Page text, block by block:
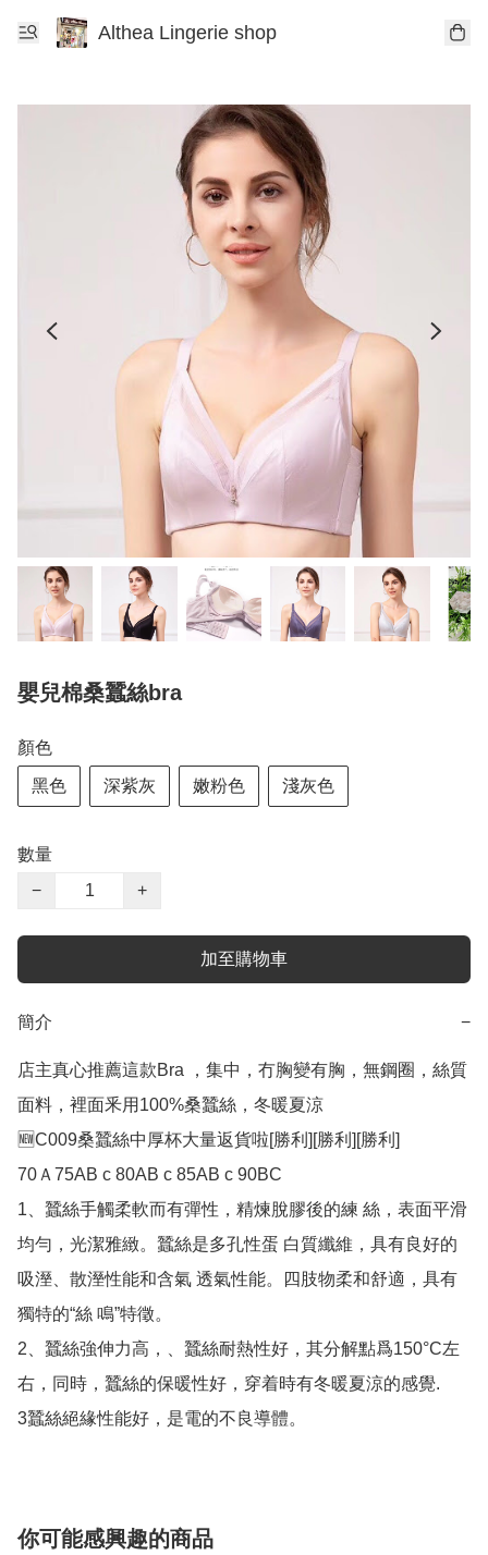
Althea Lingerie shop
嬰兒棉桑蠶絲bra
顏色
黑色 深紫灰 嫩粉色 淺灰色
數量
−
+
加至購物車
簡介 −
店主真心推薦這款Bra ，集中，冇胸變有胸，無鋼圈，絲質
面料，裡面釆用100%桑蠶絲，冬暖夏涼
🆕C009桑蠶絲中厚杯大量返貨啦[勝利][勝利][勝利]
70Ａ75AB c 80AB c 85AB c 90BC
1、蠶絲手觸柔軟而有彈性，精煉脫膠後的練 絲，表面平滑
均勻，光潔雅緻。蠶絲是多孔性蛋 白質纖維，具有良好的
吸溼、散溼性能和含氣 透氣性能。四肢物柔和舒適，具有
獨特的“絲 鳴”特徵。
2、蠶絲強伸力高，、蠶絲耐熱性好，其分解點爲150°C左
右，同時，蠶絲的保暖性好，穿着時有冬暖夏涼的感覺.
3蠶絲絕緣性能好，是電的不良導體。
你可能感興趣的商品